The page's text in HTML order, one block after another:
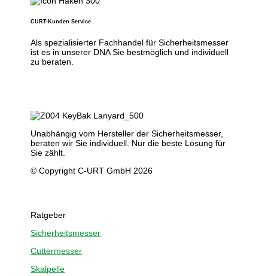
CURT-Kunden Service
Als spezialisierter Fachhandel für Sicherheitsmesser
ist es in unserer DNA Sie bestmöglich und individuell
zu beraten.
Unabhängig vom Hersteller der Sicherheitsmesser,
beraten wir Sie individuell. Nur die beste Lösung für
Sie zählt.
© Copyright C-URT GmbH 2026
Ratgeber
Sicherheitsmesser
Cuttermesser
Skalpelle